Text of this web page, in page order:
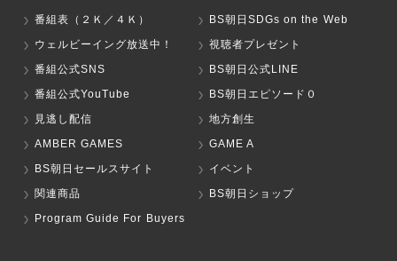
番組表（２Ｋ／４Ｋ）
BS朝日SDGs on the Web
ウェルビーイング放送中！
視聴者プレゼント
番組公式SNS
BS朝日公式LINE
番組公式YouTube
BS朝日エピソード０
見逃し配信
地方創生
AMBER GAMES
GAME A
BS朝日セールスサイト
イベント
関連商品
BS朝日ショップ
Program Guide For Buyers